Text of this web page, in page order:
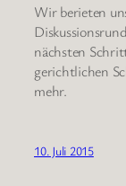
Wir berieten
nächsten
gerichtlichen
mehr.
10. Juli 2015